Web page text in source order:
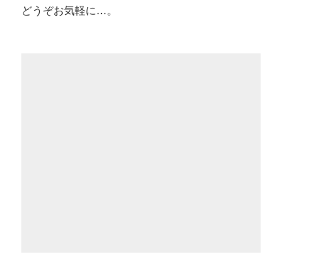
どうぞお気軽に…。